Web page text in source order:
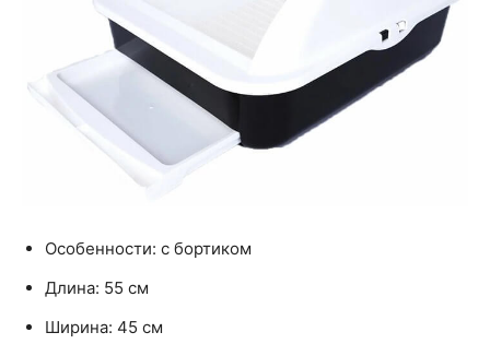
Особенности: с бортиком
Длина: 55 см
Ширина: 45 см